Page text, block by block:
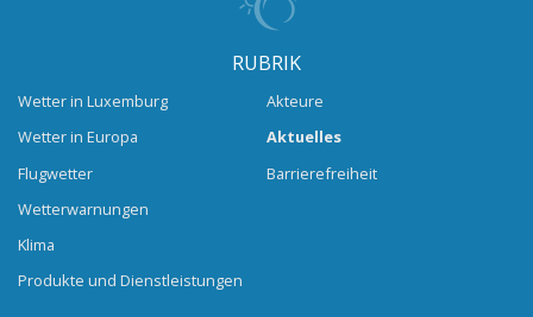
RUBRIK
Wetter in Luxemburg
Wetter in Europa
Flugwetter
Wetterwarnungen
Klima
Produkte und Dienstleistungen
Akteure
Aktuelles
Barrierefreiheit